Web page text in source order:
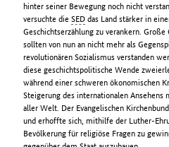
hinter seiner Bewegung noch nicht
versuchte dieSED das Land stärker in
Geschichtserzählung zu verankern.
sollten von nun an nicht mehr als
revolutionären Sozialismus verstanden
diese geschichtspolitische Wende
während einer schweren ökonomischen
Steigerung des internationalen Ansehens
aller Welt. Der Evangelischen
und erhoffte sich, mithilfe der Luther-
Bevölkerung für religiöse Fragen zu